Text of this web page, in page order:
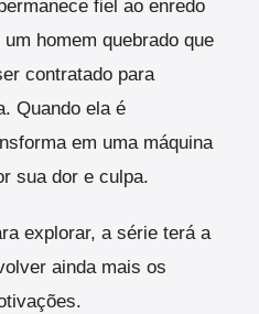
fiel ao enredo
homem quebrado que
contratado para
Quando ela é
em uma máquina
sua dor e culpa.
explorar, a série terá a
ainda mais os